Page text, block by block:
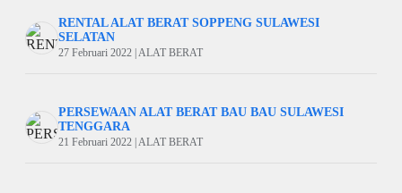
RENTAL ALAT BERAT SOPPENG SULAWESI
SELATAN
27 Februari 2022 | ALAT BERAT
PERSEWAAN ALAT BERAT BAU BAU SULAWESI
TENGGARA
21 Februari 2022 | ALAT BERAT